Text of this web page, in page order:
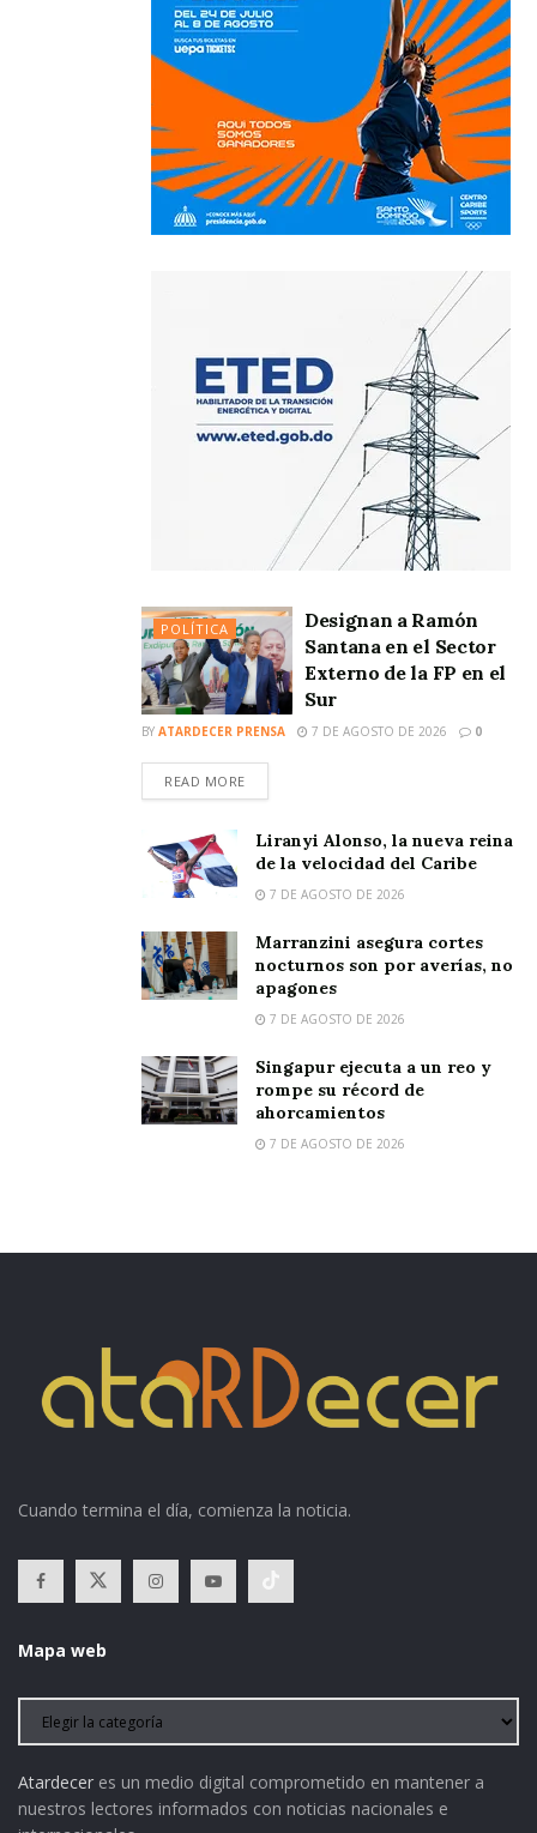
POLÍTICA
Designan a Ramón
Santana en el Sector
Externo de la FP en el
Sur
BY ATARDECER PRENSA 7 DE AGOSTO DE 2026 0
READ MORE
Liranyi Alonso, la nueva reina
de la velocidad del Caribe
7 DE AGOSTO DE 2026
Marranzini asegura cortes
nocturnos son por averías, no
apagones
7 DE AGOSTO DE 2026
Singapur ejecuta a un reo y
rompe su récord de
ahorcamientos
7 DE AGOSTO DE 2026
Cuando termina el día, comienza la noticia.
Mapa web
Atardecer es un medio digital comprometido en mantener a
nuestros lectores informados con noticias nacionales e